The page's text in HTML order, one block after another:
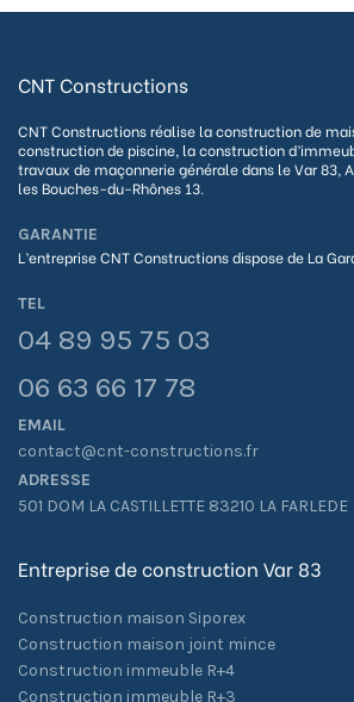
CNT Constructions
CNT Constructions réalise la construction de
construction de piscine, la construction
travaux de maçonnerie générale dans le Var 83,
les Bouches-du-Rhônes 13.
GARANTIE
L’entreprise CNT Constructions dispose de La G
TEL
04 89 95 75 03
06 63 66 17 78
EMAIL
contact@cnt-constructions.fr
ADRESSE
501 DOM LA CASTILLETTE 83210 LA FARLEDE
Entreprise de construction Var 83
Construction maison Siporex
Construction maison joint mince
Construction immeuble R+4
Construction immeuble R+3